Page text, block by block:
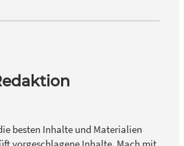
besten Inhalte und Materialien